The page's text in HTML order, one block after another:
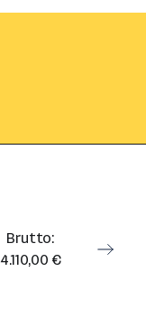
Brutto:
4.110,00 €